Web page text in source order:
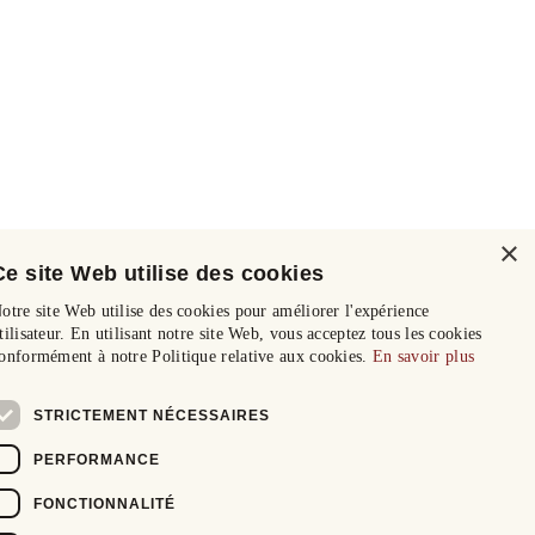
×
site Web utilise des cookies
site Web utilise des cookies pour améliorer l'expérience
En utilisant notre site Web, vous acceptez tous les cookies
à notre Politique relative aux cookies. En savoir plus
STRICTEMENT NÉCESSAIRES
PERFORMANCE
FONCTIONNALITÉ